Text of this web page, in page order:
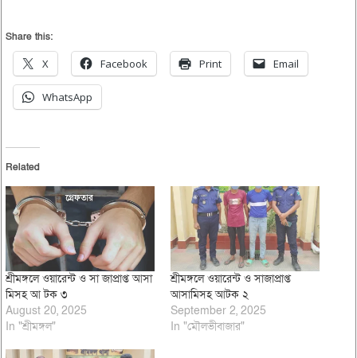
Share this:
X Facebook Print Email
WhatsApp
Related
শ্রীমঙ্গলে ওয়ারেন্ট ও সা জাপ্রাপ্ত আসা
মিসহ আ টক ৩
August 20, 2025
In "শ্রীমঙ্গল"
শ্রীমঙ্গলে ওয়ারেন্ট ও সাজাপ্রাপ্ত
আসামিসহ আটক ২
September 2, 2025
In "মৌলভীবাজার"